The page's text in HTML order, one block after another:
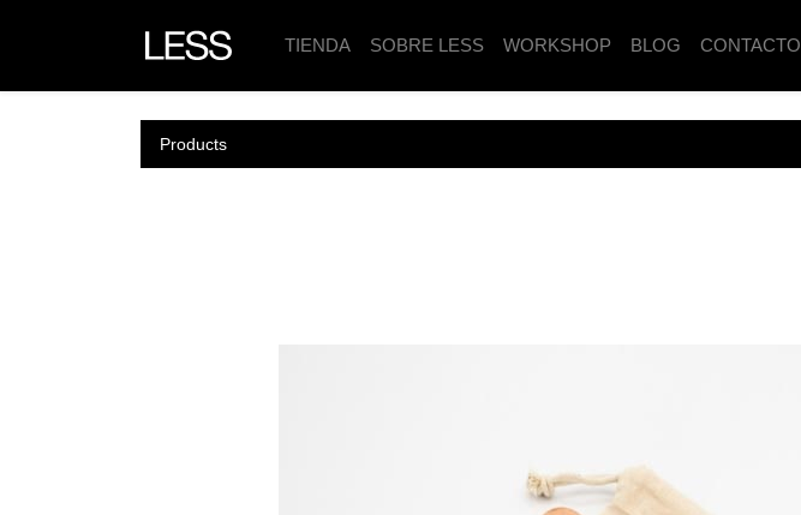
TIENDA SOBRE LESS WORKSHOP BLOG CONTACTO
Products